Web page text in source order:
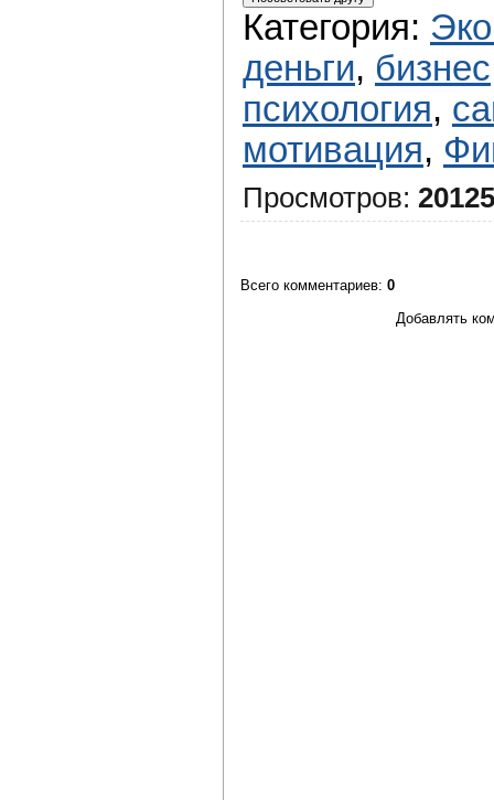
Категория:
деньги, бизнес
психология,
мотивация,
Просмотров: 20125
Всего комментариев: 0
Добавлять